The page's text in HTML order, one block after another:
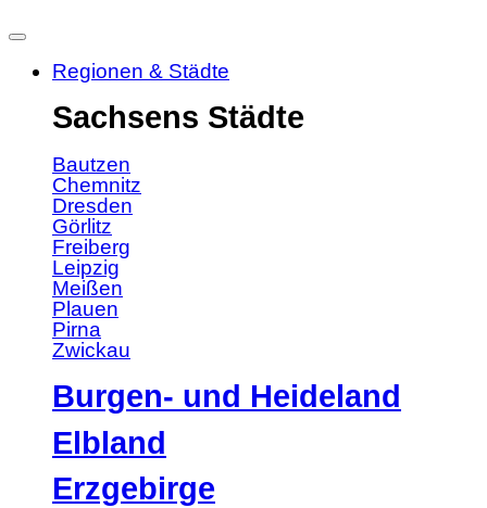
Regionen & Städte
Sachsens Städte
Bautzen
Chemnitz
Dresden
Görlitz
Freiberg
Leipzig
Meißen
Plauen
Pirna
Zwickau
Burgen- und Heideland
Elbland
Erzgebirge